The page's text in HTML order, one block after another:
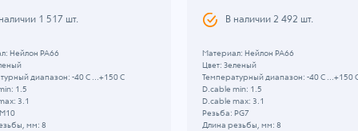
1 517 шт.
Нейлон PA66
диапазон: -40 C ...+150 C
1.5
3.1
мм: 8
В наличии 2 492 шт.
Материал: Нейлон PA66
Цвет: Зеленый
Температурный диапазон: -40 C ...+150
D.cable min: 1.5
D.cable max: 3.1
Резьба: PG7
Длина резьбы, мм: 8